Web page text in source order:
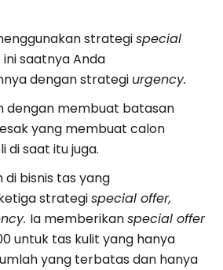
strategispecial
ini saatnya Anda
dengan strategi urgency.
dengan membuat batasan
yang membuat calon
di saat itu juga.
bisnis tas yang
strategispecial offer,
Ia memberikanspecial offer
untuk tas kulit yang hanya
yang terbatas dan hanya